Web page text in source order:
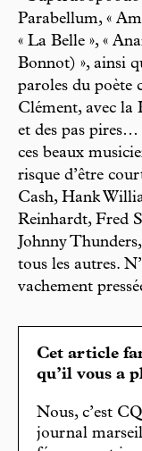
Parabellum, «
« La Belle », «
Bonnot) », ainsi
paroles du poète
Clément, avec la
et des pas
ces beaux
risque d’être
Cash, Hank
Reinhardt, Fred
Johnny
tous les autres.
vachement
Cet article
qu’il vous a
Nous, c’est
journal